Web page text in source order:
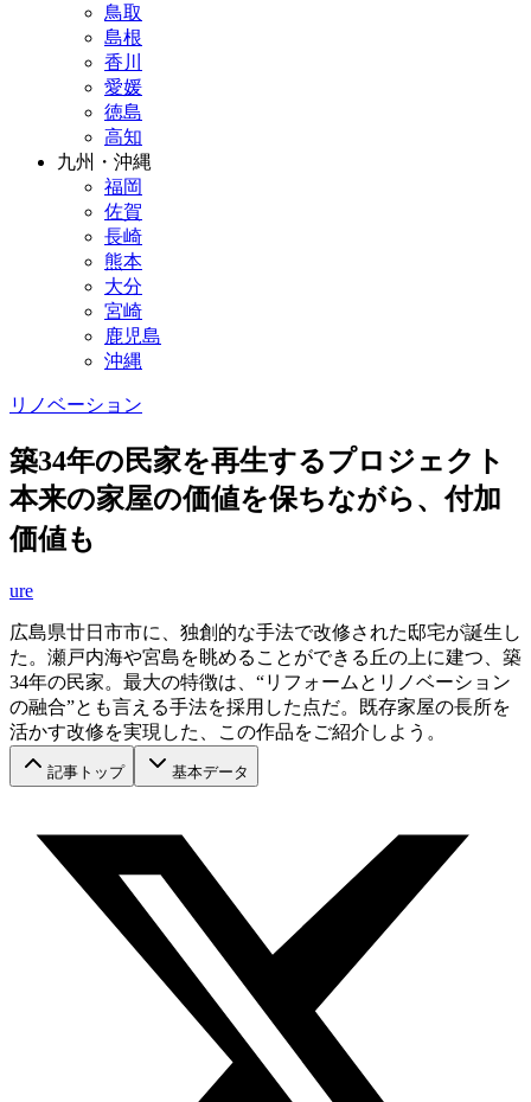
鳥取
島根
香川
愛媛
徳島
高知
九州・沖縄
福岡
佐賀
長崎
熊本
大分
宮崎
鹿児島
沖縄
リノベーション
築34年の民家を再生するプロジェクト
本来の家屋の価値を保ちながら、付加
価値も
ure
広島県廿日市市に、独創的な手法で改修された邸宅が誕生し
た。瀬戸内海や宮島を眺めることができる丘の上に建つ、築
34年の民家。最大の特徴は、“リフォームとリノベーション
の融合”とも言える手法を採用した点だ。既存家屋の長所を
活かす改修を実現した、この作品をご紹介しよう。
記事トップ 基本データ